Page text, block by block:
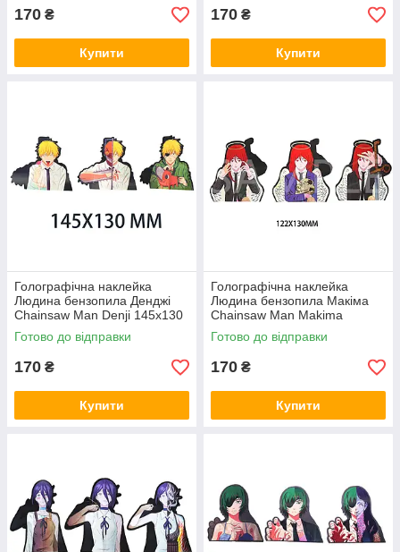
170 ₴
Купити
170 ₴
Купити
Голографічна наклейка
Людина бензопила Денджі
Chainsaw Man Denji 145x130
мм
Готово до відправки
170 ₴
Купити
Голографічна наклейка
Людина бензопила Макіма
Chainsaw Man Makima
122x130 мм
Готово до відправки
170 ₴
Купити